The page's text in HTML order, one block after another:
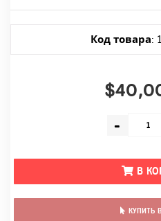
Код товара:
-
В
КУПИТЬ